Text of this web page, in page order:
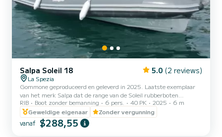
Salpa Soleil 18 5.0 (2 reviews)
La Spezia
Gommone geproduceerd en geleverd in 2025. Laatste exemplaar
van het merk Salpa dat de range van de Soleil rubberboten
compleet maakt. Aan boord vindt u werkelijk alles wat u nodig
heeft voor een geweldige dag. De romp heeft de traditionele stap
die ongelooflijke prestaties garandeert, gecombineerd met de
nieuwe Honda-motor, zeer laag verbruik onder alle
RIB Boot zonder bemanning 6 pers. 40 PK 2025
6 m
Geweldige eigenaar
Zonder vergunning
vanaf $288,55